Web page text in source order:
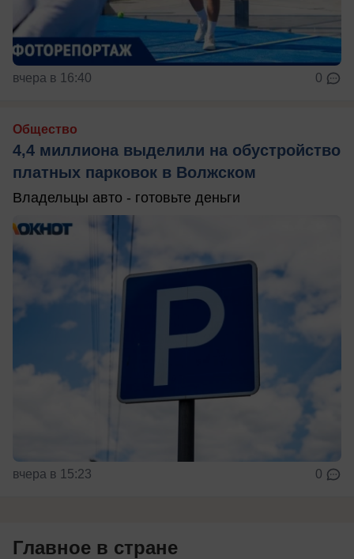
вчера в 16:40 0
Общество
4,4 миллиона выделили на обустройство
платных парковок в Волжском
Владельцы авто - готовьте деньги
вчера в 15:23 0
Главное в стране